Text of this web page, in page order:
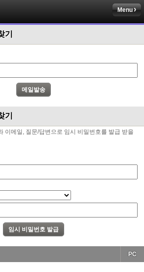
Menu
기
기
이메일, 질문/답변으로 임시 비밀번호를 발급 받을
PC